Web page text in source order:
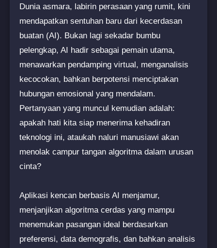
Dunia asmara, labirin perasaan yang rumit, kini
mendapatkan sentuhan baru dari kecerdasan
buatan (AI). Bukan lagi sekadar bumbu
pelengkap, AI hadir sebagai pemain utama,
menawarkan pendamping virtual, menganalisis
kecocokan, bahkan berpotensi menciptakan
hubungan emosional yang mendalam.
Pertanyaan yang muncul kemudian adalah:
apakah hati kita siap menerima kehadiran
teknologi ini, ataukah naluri manusiawi akan
menolak campur tangan algoritma dalam urusan
cinta?
Aplikasi kencan berbasis AI menjamur,
menjanjikan algoritma cerdas yang mampu
menemukan pasangan ideal berdasarkan
preferensi, data demografis, dan bahkan analisis